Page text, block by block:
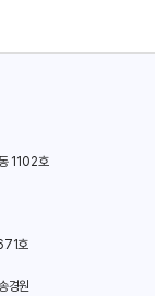
1102호
호
경원